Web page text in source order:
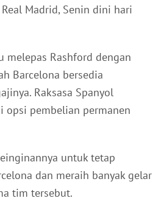
Madrid, Senin dini hari
melepas Rashford dengan
Barcelona bersedia
Raksasa Spanyol
pembelian permanen
untuk tetap
dan meraih banyak gelar
tim tersebut.